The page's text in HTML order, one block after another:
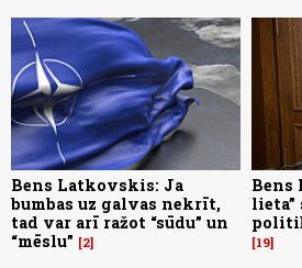
Bens Latkovskis: Ja
bumbas uz galvas nekrīt,
tad var arī ražot “sūdu” un
“mēslu”
2
Bens
19